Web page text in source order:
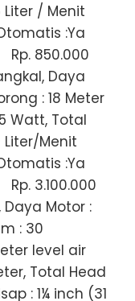
Liter / Menit
:Ya
Rp. 850.000
Daya
: 18 Meter
Watt, Total
Liter/Menit
:Ya
Rp. 3.100.000
Daya Motor :
: 30
level air
Total Head
: 1¼ inch (31